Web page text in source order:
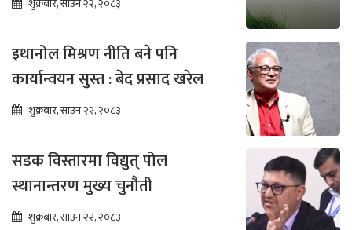
इथानोल मिश्रण नीति बने पनि
कार्यान्वयन सुस्त : बेद प्रसाद खरेल
शुक्रबार, साउन २२, २०८३
सडक विस्तारमा विद्युत् पोल
स्थानान्तरण मुख्य चुनौती
शुक्रबार, साउन २२, २०८३